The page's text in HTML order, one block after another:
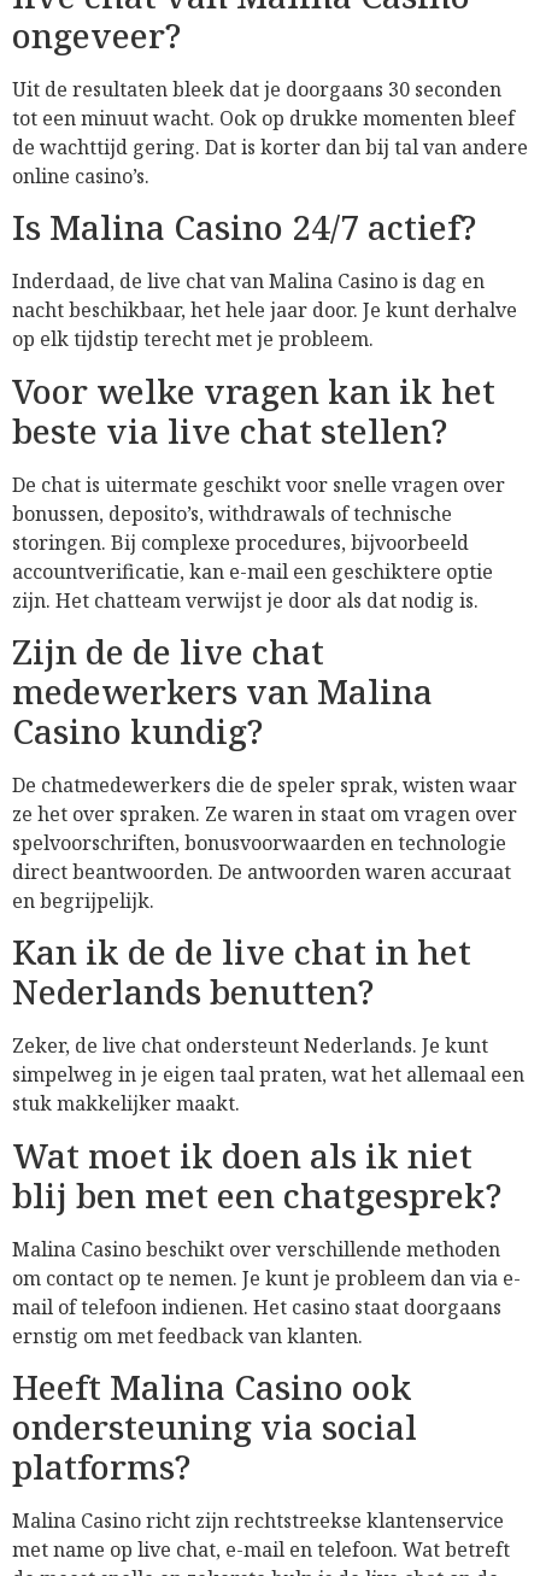
ongeveer?
Uit de resultaten bleek dat je doorgaans 30 seconden
tot een minuut wacht. Ook op drukke momenten bleef
de wachttijd gering. Dat is korter dan bij tal van andere
online casino’s.
Is Malina Casino 24/7 actief?
Inderdaad, de live chat van Malina Casino is dag en
nacht beschikbaar, het hele jaar door. Je kunt derhalve
op elk tijdstip terecht met je probleem.
Voor welke vragen kan ik het
beste via live chat stellen?
De chat is uitermate geschikt voor snelle vragen over
bonussen, deposito’s, withdrawals of technische
storingen. Bij complexe procedures, bijvoorbeeld
accountverificatie, kan e-mail een geschiktere optie
zijn. Het chatteam verwijst je door als dat nodig is.
Zijn de de live chat
medewerkers van Malina
Casino kundig?
De chatmedewerkers die de speler sprak, wisten waar
ze het over spraken. Ze waren in staat om vragen over
spelvoorschriften, bonusvoorwaarden en technologie
direct beantwoorden. De antwoorden waren accuraat
en begrijpelijk.
Kan ik de de live chat in het
Nederlands benutten?
Zeker, de live chat ondersteunt Nederlands. Je kunt
simpelweg in je eigen taal praten, wat het allemaal een
stuk makkelijker maakt.
Wat moet ik doen als ik niet
blij ben met een chatgesprek?
Malina Casino beschikt over verschillende methoden
om contact op te nemen. Je kunt je probleem dan via e-
mail of telefoon indienen. Het casino staat doorgaans
ernstig om met feedback van klanten.
Heeft Malina Casino ook
ondersteuning via social
platforms?
Malina Casino richt zijn rechtstreekse klantenservice
met name op live chat, e-mail en telefoon. Wat betreft